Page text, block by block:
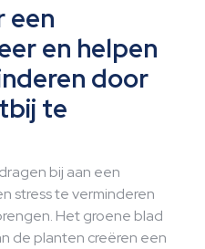
een
en helpen
door
te
bij aan een
stress te verminderen
Het groene blad
de planten creëren een